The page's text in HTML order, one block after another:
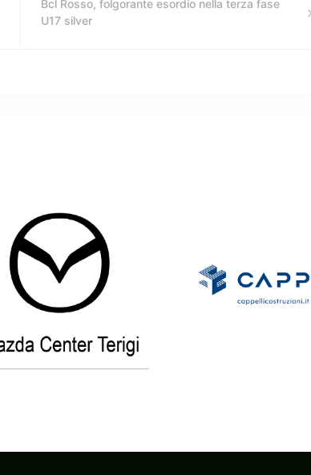
Bcl Rosso, folgorante esordio nella terza fase
U17 silver